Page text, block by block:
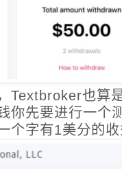
Textbroker也算
你先要进行一个
个字有1美分的